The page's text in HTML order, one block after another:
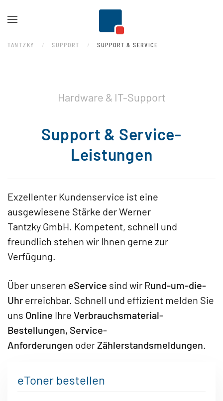
TANTZKY SUPPORT SUPPORT & SERVICE
Hardware & IT-Support
Support & Service-
Leistungen
Exzellenter Kundenservice ist eine
ausgewiesene Stärke der Werner
Tantzky GmbH. Kompetent, schnell und
freundlich stehen wir Ihnen gerne zur
Verfügung.
Über unseren eService sind wir Rund-um-die-
Uhr erreichbar. Schnell und effizient melden Sie
uns Online Ihre Verbrauchsmaterial-
Bestellungen, Service-
Anforderungen oderZählerstandsmeldungen.
eToner bestellen